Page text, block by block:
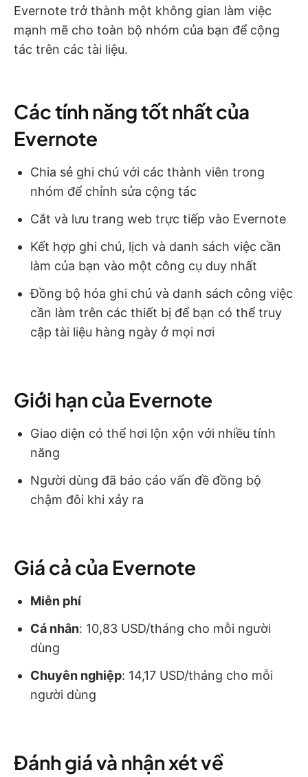
Evernote trở thành một không gian làm việc
mạnh mẽ cho toàn bộ nhóm của bạn để cộng
tác trên các tài liệu.
Các tính năng tốt nhất của
Evernote
Chia sẻ ghi chú với các thành viên trong
nhóm để chỉnh sửa cộng tác
Cắt và lưu trang web trực tiếp vào Evernote
Kết hợp ghi chú, lịch và danh sách việc cần
làm của bạn vào một công cụ duy nhất
Đồng bộ hóa ghi chú và danh sách công việc
cần làm trên các thiết bị để bạn có thể truy
cập tài liệu hàng ngày ở mọi nơi
Giới hạn của Evernote
Giao diện có thể hơi lộn xộn với nhiều tính
năng
Người dùng đã báo cáo vấn đề đồng bộ
chậm đôi khi xảy ra
Giá cả của Evernote
Miễn phí
Cá nhân: 10,83 USD/tháng cho mỗi người
dùng
Chuyên nghiệp: 14,17 USD/tháng cho mỗi
người dùng
Đánh giá và nhận xét về